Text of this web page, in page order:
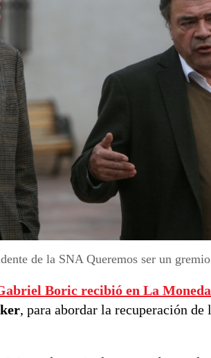
de la SNA Queremos ser un
Boric recibió en La
, para abordar la recuperación